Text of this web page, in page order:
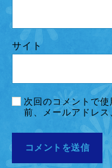
サイト
次回のコメントで
前、メールアドレス